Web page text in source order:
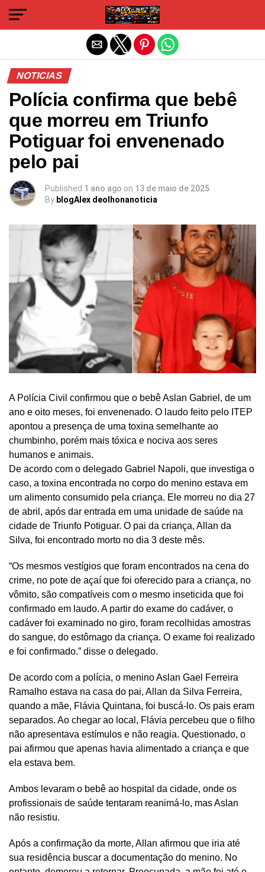
NOTICIAS
Polícia confirma que bebê
que morreu em Triunfo
Potiguar foi envenenado
pelo pai
Published 1 ano ago on 13 de maio de 2025
By blogAlex deolhonanoticia
A Polícia Civil confirmou que o bebê Aslan Gabriel, de um
ano e oito meses, foi envenenado. O laudo feito pelo ITEP
apontou a presença de uma toxina semelhante ao
chumbinho, porém mais tóxica e nociva aos seres
humanos e animais.
De acordo com o delegado Gabriel Napoli, que investiga o
caso, a toxina encontrada no corpo do menino estava em
um alimento consumido pela criança. Ele morreu no dia 27
de abril, após dar entrada em uma unidade de saúde na
cidade de Triunfo Potiguar. O pai da criança, Allan da
Silva, foi encontrado morto no dia 3 deste mês.
“Os mesmos vestígios que foram encontrados na cena do
crime, no pote de açaí que foi oferecido para a criança, no
vômito, são compatíveis com o mesmo inseticida que foi
confirmado em laudo. A partir do exame do cadáver, o
cadáver foi examinado no giro, foram recolhidas amostras
do sangue, do estômago da criança. O exame foi realizado
e foi confirmado.” disse o delegado.
De acordo com a polícia, o menino Aslan Gael Ferreira
Ramalho estava na casa do pai, Allan da Silva Ferreira,
quando a mãe, Flávia Quintana, foi buscá-lo. Os pais eram
separados. Ao chegar ao local, Flávia percebeu que o filho
não apresentava estímulos e não reagia. Questionado, o
pai afirmou que apenas havia alimentado a criança e que
ela estava bem.
Ambos levaram o bebê ao hospital da cidade, onde os
profissionais de saúde tentaram reanimá-lo, mas Aslan
não resistiu.
Após a confirmação da morte, Allan afirmou que iria até
sua residência buscar a documentação do menino. No
Sair da versão mobile